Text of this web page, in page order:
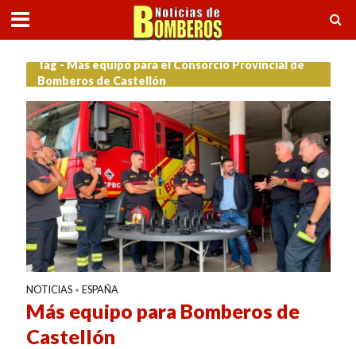
Tag - Más equipo para el Consorcio Provincial de
Bomberos de Castellón
NOTICIAS • ESPAÑA
Más equipo para Bomberos de
Castellón